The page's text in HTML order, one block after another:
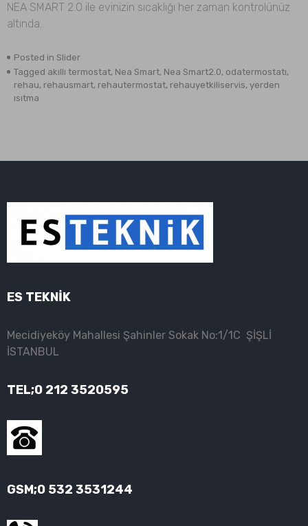
NEA SMART 2.0 ile evinizin sıcaklığı her zaman kontrolünüz
altında.
Posted in Slider
Tagged akıllı termostat, Nea Smart, Nea Smart2.0, odatermostatı,
rehau, rehausmart, rehautermostat, rehauyetkiliservis, yerden
ısıtma
ES TEKNİK
Mecidiyeköy Mahallesi Şahinler Sokak No:1/1C ŞİŞLİ
İSTANBUL
TEL;0 212 3520595
GSM;0 532 3531244